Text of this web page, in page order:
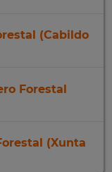
(Cabildo
Forestal
(Xunta